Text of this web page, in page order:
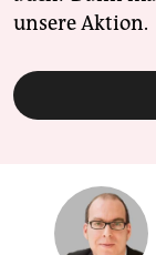
unsere Aktion.